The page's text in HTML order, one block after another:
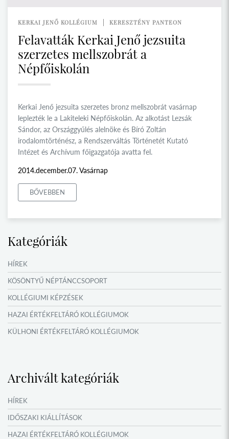
KERKAI JENŐ KOLLÉGIUM KERESZTÉNY PANTEON
Felavatták Kerkai Jenő jezsuita
szerzetes mellszobrát a
Népfőiskolán
Kerkai Jenő jezsuita szerzetes bronz mellszobrát vasárnap
leplezték le a Lakiteleki Népfőiskolán. Az alkotást Lezsák
Sándor, az Országgyűlés alelnöke és Bíró Zoltán
irodalomtörténész, a Rendszerváltás Történetét Kutató
Intézet és Archívum főigazgatója avatta fel.
2014.december.07. Vasárnap
BŐVEBBEN
Kategóriák
HÍREK
KÖSÖNTYŰ NÉPTÁNCCSOPORT
KOLLÉGIUMI KÉPZÉSEK
HAZAI ÉRTÉKFELTÁRÓ KOLLÉGIUMOK
KÜLHONI ÉRTÉKFELTÁRÓ KOLLÉGIUMOK
IDŐSZAKI KIÁLLÍTÁSOK
NYÁRI TÁBOROK
OKTATÁS, KULTÚRA
Archivált kategóriák
HÍREK
IDŐSZAKI KIÁLLÍTÁSOK
HAZAI ÉRTÉKFELTÁRÓ KOLLÉGIUMOK